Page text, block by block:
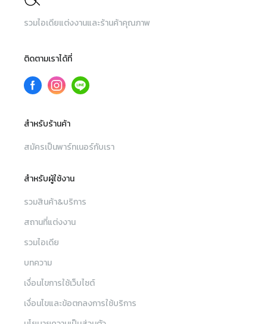
รวมไอเดียแต่งงานและร้านค้าคุณภาพ
ติดตามเราได้ที่
สำหรับร้านค้า
สมัครเป็นพาร์ทเนอร์กับเรา
สำหรับผู้ใช้งาน
รวมสินค้า&บริการ
สถานที่แต่งงาน
รวมไอเดีย
บทความ
เงื่อนไขการใช้เว็บไซต์
เงื่อนไขและข้อตกลงการใช้บริการ